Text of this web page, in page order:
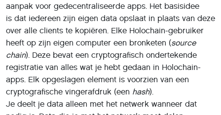
aanpak voor gedecentraliseerde apps. Het basisidee
is dat iedereen zijn eigen data opslaat in plaats van deze
over alle clients te kopiëren. Elke Holochain-gebruiker
heeft op zijn eigen computer een bronketen (source
chain). Deze bevat een cryptografisch ondertekende
registratie van alles wat je hebt gedaan in Holochain-
apps. Elk opgeslagen element is voorzien van een
cryptografische vingerafdruk (een hash).
Je deelt je data alleen met het netwerk wanneer dat